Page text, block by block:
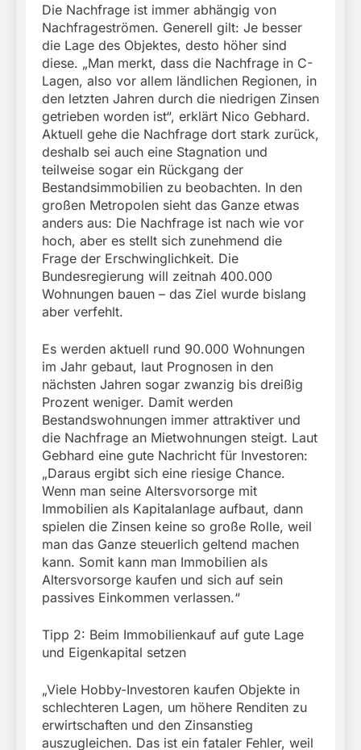
Die Nachfrage ist immer abhängig von
Nachfrageströmen. Generell gilt: Je besser
die Lage des Objektes, desto höher sind
diese. „Man merkt, dass die Nachfrage in C-
Lagen, also vor allem ländlichen Regionen, in
den letzten Jahren durch die niedrigen Zinsen
getrieben worden ist“, erklärt Nico Gebhard.
Aktuell gehe die Nachfrage dort stark zurück,
deshalb sei auch eine Stagnation und
teilweise sogar ein Rückgang der
Bestandsimmobilien zu beobachten. In den
großen Metropolen sieht das Ganze etwas
anders aus: Die Nachfrage ist nach wie vor
hoch, aber es stellt sich zunehmend die
Frage der Erschwinglichkeit. Die
Bundesregierung will zeitnah 400.000
Wohnungen bauen – das Ziel wurde bislang
aber verfehlt.
Es werden aktuell rund 90.000 Wohnungen
im Jahr gebaut, laut Prognosen in den
nächsten Jahren sogar zwanzig bis dreißig
Prozent weniger. Damit werden
Bestandswohnungen immer attraktiver und
die Nachfrage an Mietwohnungen steigt. Laut
Gebhard eine gute Nachricht für Investoren:
„Daraus ergibt sich eine riesige Chance.
Wenn man seine Altersvorsorge mit
Immobilien als Kapitalanlage aufbaut, dann
spielen die Zinsen keine so große Rolle, weil
man das Ganze steuerlich geltend machen
kann. Somit kann man Immobilien als
Altersvorsorge kaufen und sich auf sein
passives Einkommen verlassen.“
Tipp 2: Beim Immobilienkauf auf gute Lage
und Eigenkapital setzen
„Viele Hobby-Investoren kaufen Objekte in
schlechteren Lagen, um höhere Renditen zu
erwirtschaften und den Zinsanstieg
auszugleichen. Das ist ein fataler Fehler, weil